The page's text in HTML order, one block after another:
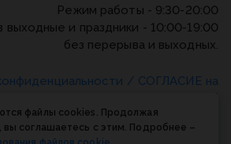
Режим работы - 9:30-20:00
выходные и праздники - 10:00-19:00
без перерыва и выходных.
/ СОГЛАСИЕ на
использовании cookie-файлов
файлы cookies. Продолжая
вы соглашаетесь с этим. Подробнее –